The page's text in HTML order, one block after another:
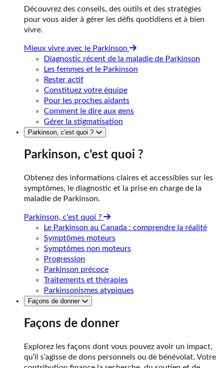
Découvrez des conseils, des outils et des stratégies
pour vous aider à gérer les défis quotidiens et à bien
vivre.
Mieux vivre avec le Parkinson
Diagnostic récent de la maladie de Parkinson
Les femmes et le Parkinson
Rester actif
Constituez votre équipe
Pour les proches aidants
Comment le dire aux gens
Gérer la stigmatisation
Parkinson, c'est quoi ?
Parkinson, c'est quoi ?
Obtenez des informations claires et accessibles sur les
symptômes, le diagnostic et la prise en charge de la
maladie de Parkinson.
Parkinson, c'est quoi ?
Le Parkinson au Canada : comprendre la réalité
Symptômes moteurs
Symptômes non moteurs
Progression
Parkinson précoce
Traitements et thérapies
Parkinsonismes atypiques
Façons de donner
Façons de donner
Explorez les façons dont vous pouvez avoir un impact,
qu’il s’agisse de dons personnels ou de bénévolat. Votre